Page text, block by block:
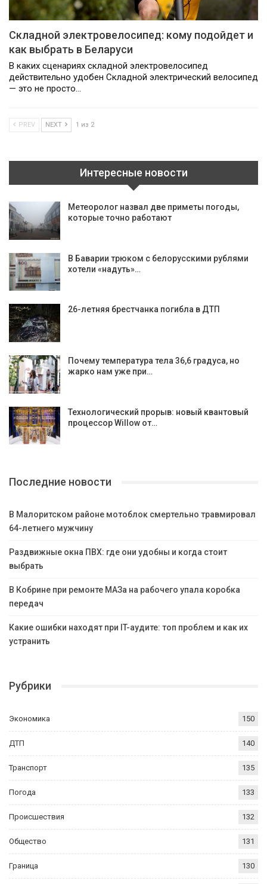
Складной электровелосипед: кому подойдет и
как выбрать в Беларуси
В каких сценариях складной электровелосипед
действительно удобен Складной электрический велосипед
— это не просто…
PREV NEXT 1 из 2
Интересные новости
Метеоролог назвал две приметы погоды,
которые точно работают
В Баварии трюком с белорусскими рублями
хотели «надуть»…
26-летняя брестчанка погибла в ДТП
Почему температура тела 36,6 градуса, но
жарко нам уже при…
Технологический прорыв: новый квантовый
процессор Willow от…
Последние новости
В Малоритском районе мотоблок смертельно травмировал
64-летнего мужчину
Раздвижные окна ПВХ: где они удобны и когда стоит
выбрать
В Кобрине при ремонте МАЗа на рабочего упала коробка
передач
Какие ошибки находят при IT-аудите: топ проблем и как их
устранить
Рубрики
Экономика 150
ДТП 140
Транспорт 135
Погода 133
Происшествия 132
Общество 131
Граница 130